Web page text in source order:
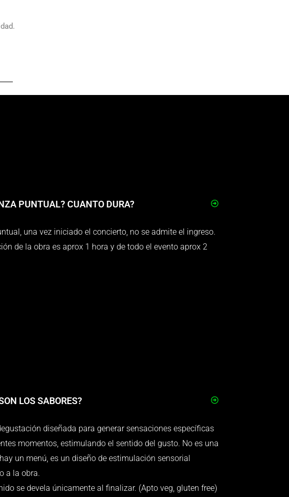
PUNTUAL? CUANTO DURA?
una vez iniciado el concierto, no se admite el ingreso.
de la obra es aprox 1 hora y de todo el evento aprox 2
LOS SABORES?
diseñada para generar sensaciones específicas
momentos, estimulando el sentido del gusto. No es una
un menú, es un diseño de estimulación sensorial
a la obra.
se devela únicamente al finalizar. (Apto veg, gluten free)